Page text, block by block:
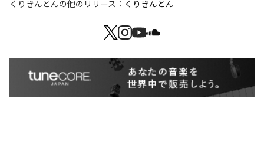
くりきんとんの他のリリース： くりきんとん